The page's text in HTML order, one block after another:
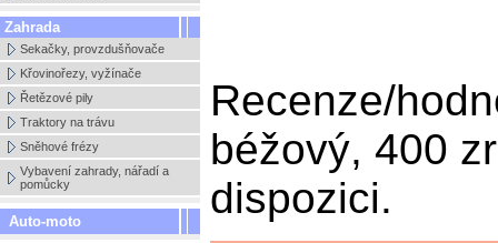
Zahrada
Sekačky, provzdušňovače
Křovinořezy, vyžínače
Řetězové pily
Traktory na trávu
Sněhové frézy
Vybavení zahrady, nářadí a
pomůcky
Auto-moto
Recenze/
béžový, 400
dispozici.